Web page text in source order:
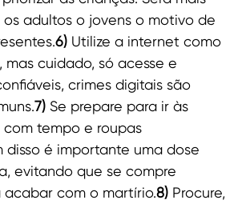
adultos o jovens o motivo de
6) Utilize a internet como
mas cuidado, só acesse e
crimes digitais são
7) Se prepare para ir às
com tempo e roupas
disso é importante uma dose
evitando que se compre
com o martírio.8) Procure,